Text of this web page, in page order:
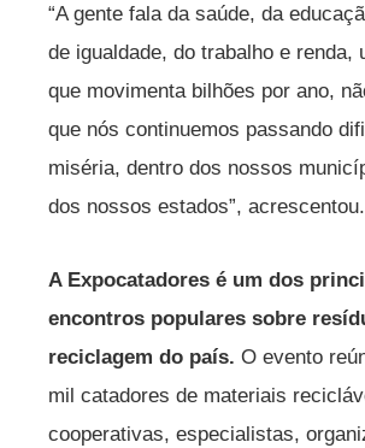
“A gente fala da saúde, da
de igualdade, do trabalho e renda,
que movimenta bilhões por ano,
que nós continuemos passando
miséria, dentro dos nossos
dos nossos estados”, acrescentou.
A Expocatadores é um dos
encontros populares sobre
reciclagem do país. O evento
mil catadores de materiais
cooperativas, especialistas,